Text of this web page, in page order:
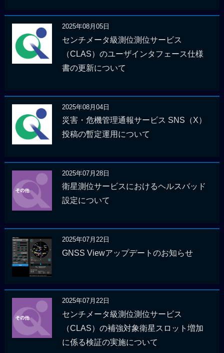
2025年08月05日
センチメータ級測位測位サービス
（CLAS）のユーザインタフェース仕様
書の更新について
2025年08月04日
災害・危機管理通報サービス SNS（X）
投稿の暫定運用について
2025年07月28日
衛星測位サービスにおけるヘルスバッド
設定について
2025年07月22日
GNSS Viewアップデートのお知らせ
2025年07月22日
センチメータ級測位測位サービス
（CLAS）の補強対象衛星スロット増加
に係る検証の実施について